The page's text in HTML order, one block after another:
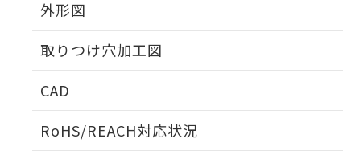
外形図
取りつけ穴加工図
CAD
RoHS/REACH対応状況